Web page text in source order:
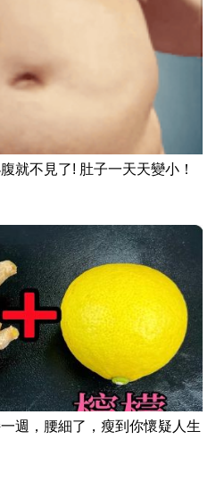
就不見了! 肚子一天天變小！
週，腰細了，瘦到你懷疑人生